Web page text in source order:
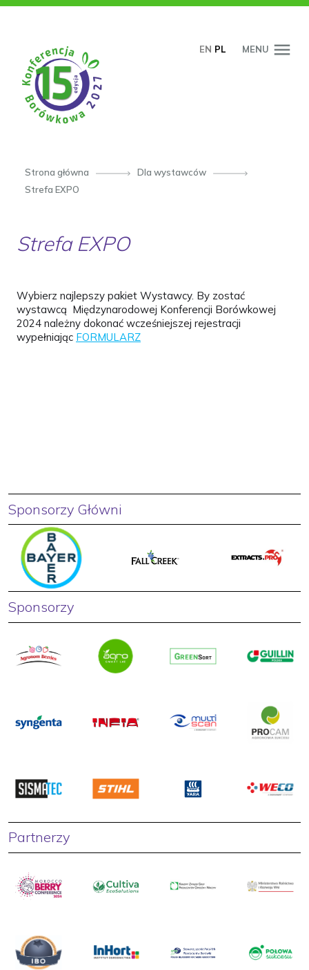
EN PL MENU
Strona główna
Dla wystawców
Strefa EXPO
Strefa EXPO
Wybierz najlepszy pakiet Wystawcy. By zostać
wystawcą Międzynarodowej Konferencji Borówkowej
2024 należny dokonać wcześniejszej rejestracji
wypełniając FORMULARZ
Sponsorzy Główni
Sponsorzy
Partnerzy